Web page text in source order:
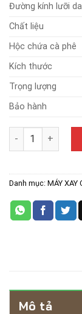
Đường kính lưỡi
Chất liệu
Hộc chứa cà phê
Kích thước
Trọng lượng
Bảo hành
Máy xay cafe
Danh mục: MÁY XAY
Mô tả